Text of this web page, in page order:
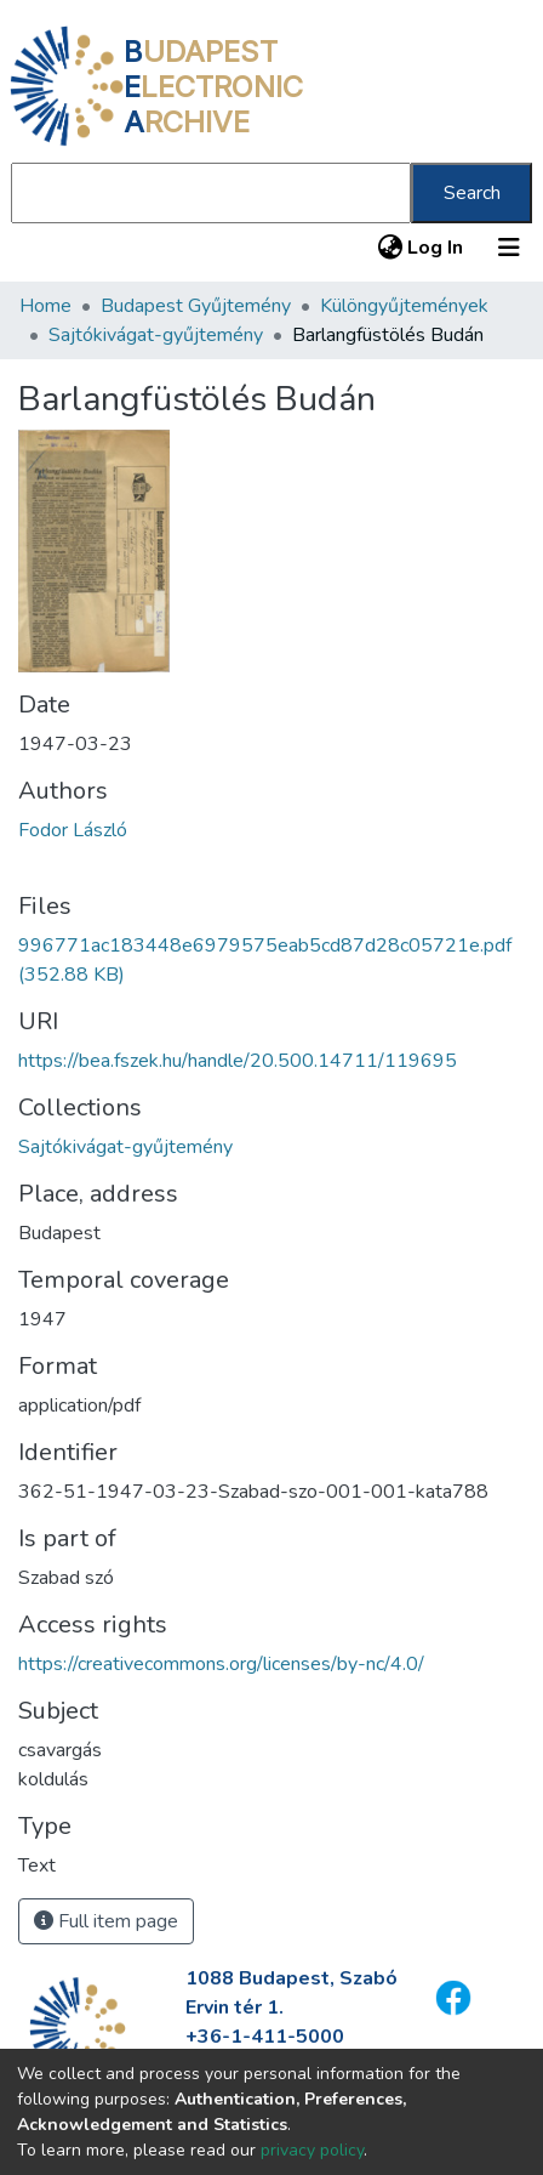
BUDAPEST
ELECTRONIC
ARCHIVE
Search
Log In (current)
Communities & Collections
Statistics
About us
Home Budapest Gyűjtemény
Különgyűjtemények
Sajtókivágat-gyűjtemény
Barlangfüstölés Budán
Barlangfüstölés Budán
Date
1947-03-23
Authors
Fodor László
Files
996771ac183448e6979575eab5cd87d28c05721e.pdf
(352.88 KB)
URI
https://bea.fszek.hu/handle/20.500.14711/119695
Collections
Sajtókivágat-gyűjtemény
Place, address
Budapest
Temporal coverage
1947
Format
application/pdf
Identifier
362-51-1947-03-23-Szabad-szo-001-001-kata788
Is part of
Szabad szó
Access rights
https://creativecommons.org/licenses/by-nc/4.0/
Subject
csavargás
koldulás
Type
Text
Full item page
1088 Budapest, Szabó
Ervin tér 1.
+36-1-411-5000
info@fszek.hu
https://fszek.hu
We collect and process your personal information for the
following purposes: Authentication, Preferences,
Acknowledgement and Statistics.
To learn more, please read our privacy policy.